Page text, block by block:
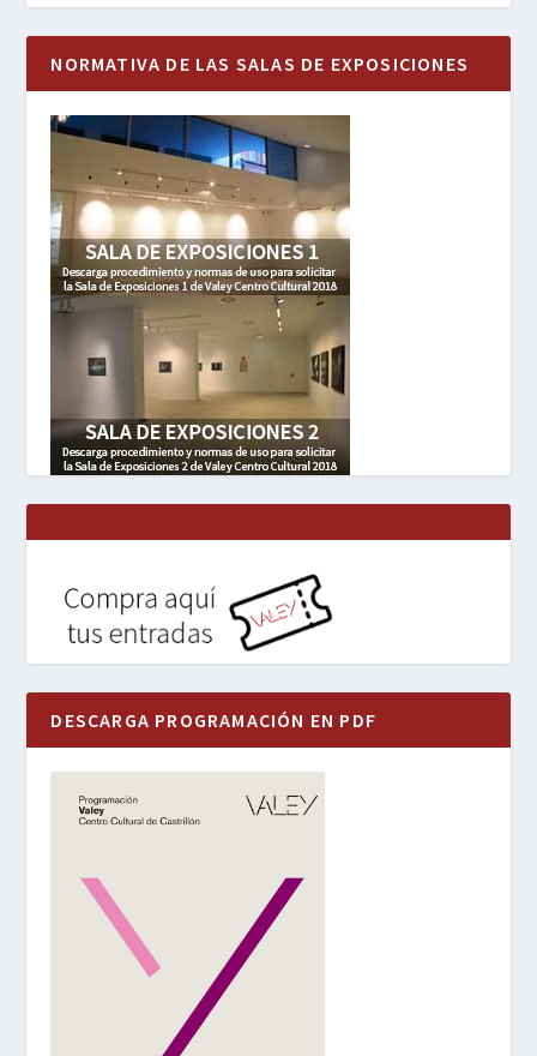
NORMATIVA DE LAS SALAS DE EXPOSICIONES
DESCARGA PROGRAMACIÓN EN PDF